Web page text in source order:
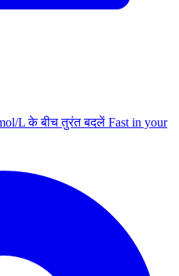
L के बीच तुरंत बदलें Fast in your